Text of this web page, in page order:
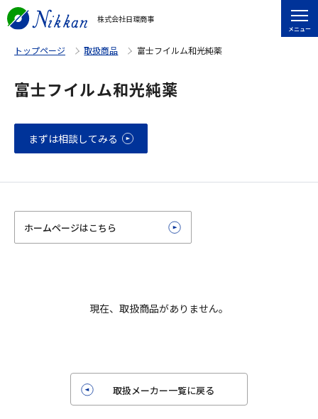
株式会社日環商事
メニュー
トップページ 取扱商品 富士フイルム和光純薬
富士フイルム和光純薬
まずは相談してみる
ホームページはこちら
現在、取扱商品がありません。
取扱メーカー一覧に戻る